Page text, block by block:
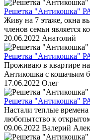
Решетка "Антикошка"
Живу на 7 этаже, окна
членов семьи является
20.06.2022 Анатолий
Решетка "Антикошка"
Проживаю в квартире
Антикошка с кошачьим
17.06.2022 Олег
Решетка "Антикошка"
Настали теплые
любопытство к
09.06.2022 Валерий